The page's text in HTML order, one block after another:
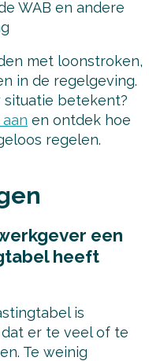
WAB en andere
met loonstroken,
in de regelgeving.
betekent?
en ontdek hoe
regelen.
een
heeft
is
er te veel of te
Te weinig